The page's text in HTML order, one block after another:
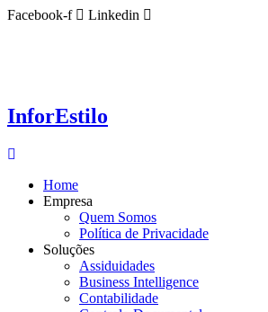
Ir
Facebook-f Linkedin
InforEstilo
Home
Empresa
Quem Somos
Política de Privacidade
Soluções
Assiduidades
Business Intelligence
Contabilidade